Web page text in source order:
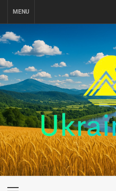
MENU
UKRAINE-IS
ПОДОРОЖI ПО УКРАЇНІ